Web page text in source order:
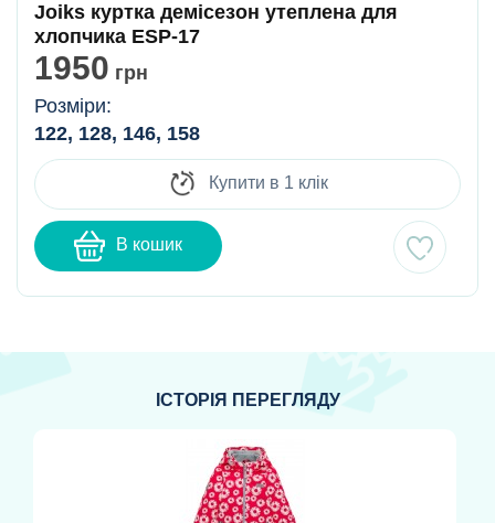
Joiks куртка демісезон утеплена для
хлопчика ESP-17
1950 грн
Розміри:
122, 128, 146, 158
Купити в 1 клік
В кошик
ІСТОРІЯ ПЕРЕГЛЯДУ